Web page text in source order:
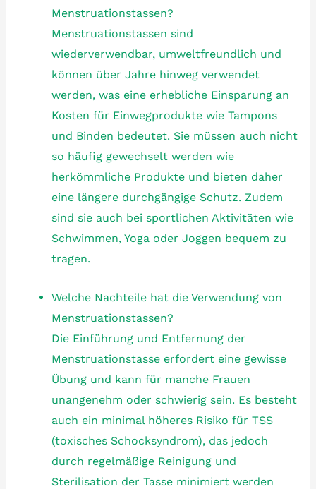
Menstruationstassen?
Menstruationstassen sind
wiederverwendbar, umweltfreundlich und
können über Jahre hinweg verwendet
werden, was eine erhebliche Einsparung an
Kosten für Einwegprodukte wie Tampons
und Binden bedeutet. Sie müssen auch nicht
so häufig gewechselt werden wie
herkömmliche Produkte und bieten daher
eine längere durchgängige Schutz. Zudem
sind sie auch bei sportlichen Aktivitäten wie
Schwimmen, Yoga oder Joggen bequem zu
tragen.
Welche Nachteile hat die Verwendung von
Menstruationstassen?
Die Einführung und Entfernung der
Menstruationstasse erfordert eine gewisse
Übung und kann für manche Frauen
unangenehm oder schwierig sein. Es besteht
auch ein minimal höheres Risiko für TSS
(toxisches Schocksyndrom), das jedoch
durch regelmäßige Reinigung und
Sterilisation der Tasse minimiert werden